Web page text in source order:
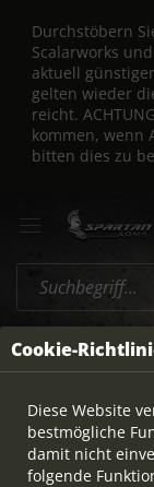
Durchstöbern
Scalarworks
aktuell
gelten wieder
reicht.
kommen, wenn
bitten dies zu
Cookie-
Diese Website
bestmögliche
damit nicht
folgende